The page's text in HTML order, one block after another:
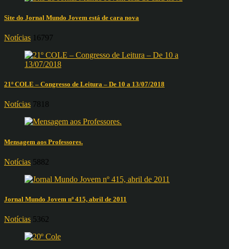
Site do Jornal Mundo Jovem está de cara nova
Notícias 16797
21º COLE – Congresso de Leitura – De 10 a 13/07/2018
Notícias 7818
Mensagem aos Professores.
Notícias 5882
Jornal Mundo Jovem nº 415, abril de 2011
Notícias 5362